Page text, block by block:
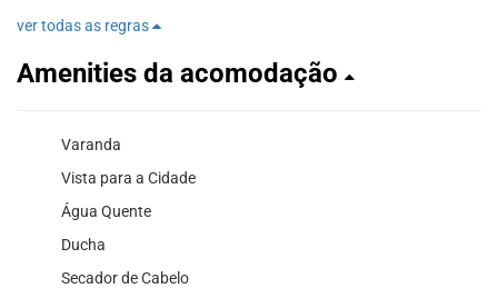
ver todas as regras
Amenities da acomodação
Varanda
Vista para a Cidade
Água Quente
Ducha
Secador de Cabelo